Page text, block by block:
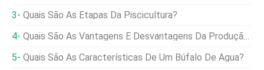
Quais São As Etapas Da Piscicultura?
Quais São As Vantagens E Desvantagens Da Produção Ovina
Quais São As Características De Um Búfalo De Água?